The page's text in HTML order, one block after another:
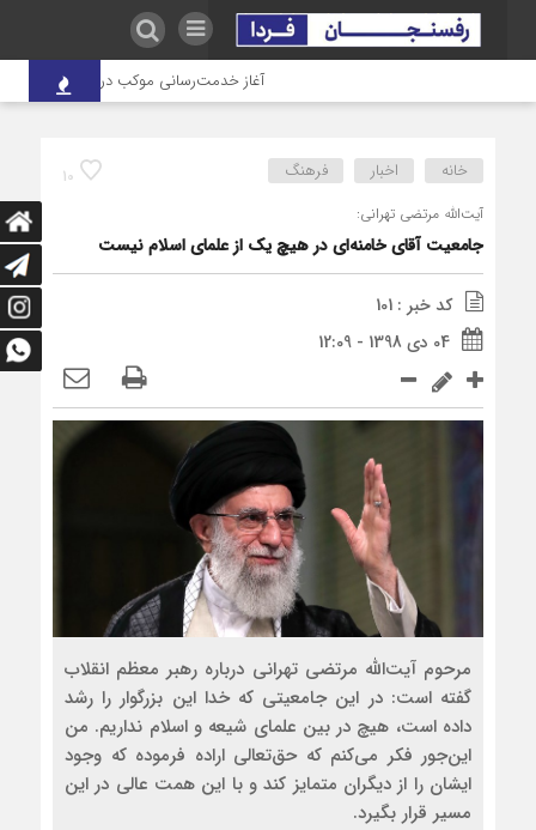
آغاز خدمت‌رسانی موکب درمانی شهدای صنعت
10 خانه اخبار فرهنگ
آیت‌الله مرتضی تهرانی:
جامعیت آقای خامنه‌ای در هیچ یک از علمای اسلام نیست
کد خبر : 101
04 دی 1398 - 12:09
مرحوم آیت‌الله مرتضی تهرانی درباره رهبر معظم انقلاب
گفته است: در این جامعیتی که خدا این بزرگوار را رشد
داده است، هیچ در بین علمای شیعه و اسلام نداریم. من
این‌جور فکر می‌کنم که حق‌تعالی اراده فرموده که وجود
ایشان را از دیگران متمایز کند و با این همت عالی در این
مسیر قرار بگیرد.